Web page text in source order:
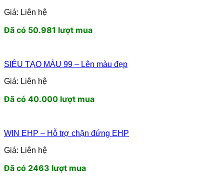
Giá: Liên hệ
Đã có 50.981 lượt mua
SIÊU TẠO MÀU 99 – Lên màu đẹp
Giá: Liên hệ
Đã có 40.000 lượt mua
WIN EHP – Hỗ trợ chặn đứng EHP
Giá: Liên hệ
Đã có 2463 lượt mua